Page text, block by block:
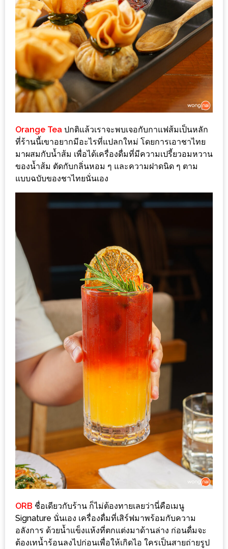
ชิม
และ
ช้อป
ที่
เดียว
ครบ
ที่
งาน
PRESENTS
PINGFAI
FESTIVAL
3
อาหาร
สุ
เนื้อ
หมู
ดำ
คู
สุด
ที่
(THE
UP,
RAMA
3)
อาหาร
โดน
Orange Tea ปกติแล้วเราจะพบเจอกับกาแฟส้มเป็นหลัก
ที่ร้านนี้เขาอยากมีอะไรที่แปลกใหม่ โดยการเอาชาไทย
มาผสมกับน้ำส้ม เพื่อได้เครื่องดื่มที่มีความเปรี้ยวอมหวาน
ของน้ำส้ม ตัดกับกลิ่นหอม ๆ และความฝาดนิด ๆ ตาม
แบบฉบับของชาไทยนั่นเอง
ORB ชื่อเดียวกับร้าน ก็ไม่ต้องทายเลยว่านี่คือเมนู
Signature นั่นเอง เครื่องดื่มที่เสิร์ฟมาพร้อมกับความ
อลังการ ด้วยน้ำแข็งแห้งที่ตกแต่งมาด้านล่าง ก่อนดื่มจะ
ต้องเทน้ำร้อนลงไปก่อนเพื่อให้เกิดไอ ใครเป็นสายถ่ายรูป